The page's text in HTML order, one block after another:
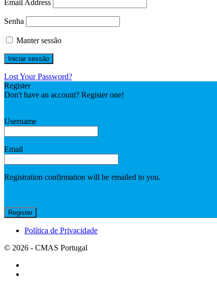
Email Address
Senha
Manter sessão
Lost Your Password?
Register
Don't have an account? Register one!
Username
Email
Registration confirmation will be emailed to you.
Política de Privacidade
© 2026 - CMAS Portugal